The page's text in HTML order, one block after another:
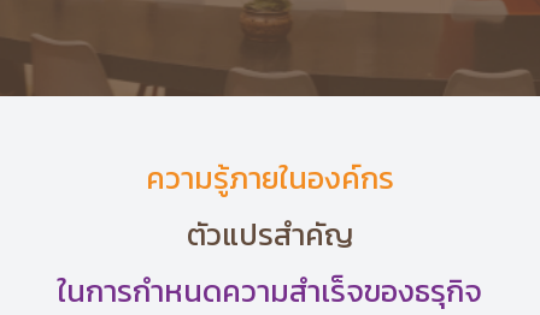
ความรู้ภายในองค์กร
ตัวแปรสำคัญ
ในการกำหนดความสำเร็จของธรุกิจ